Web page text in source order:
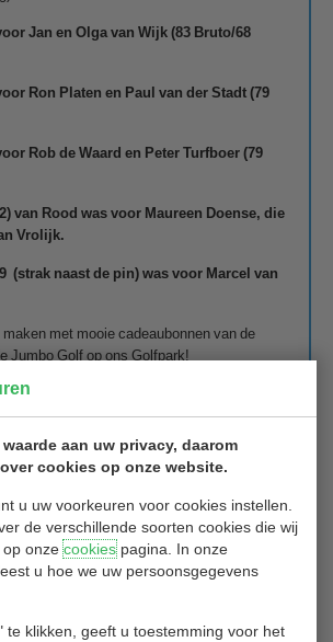
aan uw privacy, daarom
cookies op onze website.
u uw voorkeuren voor cookies instellen.
de verschillende soorten cookies die wij
op onzecookiespagina. In onze
u hoe we uw persoonsgegevens
te klikken, geeft u toestemming voor het
Jan en Olga van Wijk (83 Bruto/68
Ron Platen en Paul van der Stadt (79
Rob de Waard en Peter Turfboer (79
van Rood was voor Maureen Doense, die
Vrolijk.
(strak naast de pin) was voor Marcel van
met mooie cadeaubonnen van de
Jumbo Golf op ons Golfpark!
van harte gefeliciteerd !!
Gofbaan/Golfclub Hitland.